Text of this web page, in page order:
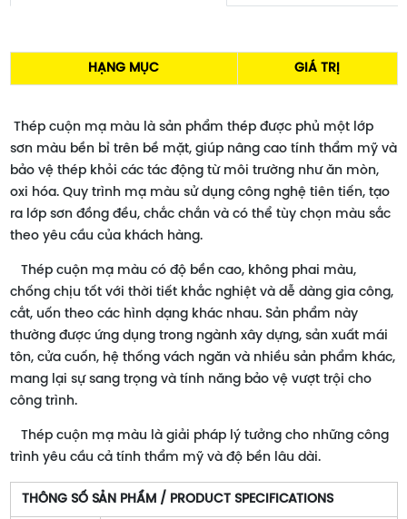
HẠNG MỤC GIÁ TRỊ
Thép cuộn mạ màu là sản phẩm thép được phủ một lớp
sơn màu bền bỉ trên bề mặt, giúp nâng cao tính thẩm mỹ và
bảo vệ thép khỏi các tác động từ môi trường như ăn mòn,
oxi hóa. Quy trình mạ màu sử dụng công nghệ tiên tiến, tạo
ra lớp sơn đồng đều, chắc chắn và có thể tùy chọn màu sắc
theo yêu cầu của khách hàng.
Thép cuộn mạ màu có độ bền cao, không phai màu,
chống chịu tốt với thời tiết khắc nghiệt và dễ dàng gia công,
cắt, uốn theo các hình dạng khác nhau. Sản phẩm này
thường được ứng dụng trong ngành xây dựng, sản xuất mái
tôn, cửa cuốn, hệ thống vách ngăn và nhiều sản phẩm khác,
mang lại sự sang trọng và tính năng bảo vệ vượt trội cho
công trình.
Thép cuộn mạ màu là giải pháp lý tưởng cho những công
trình yêu cầu cả tính thẩm mỹ và độ bền lâu dài.
THÔNG SỐ SẢN PHẨM / PRODUCT SPECIFICATIONS